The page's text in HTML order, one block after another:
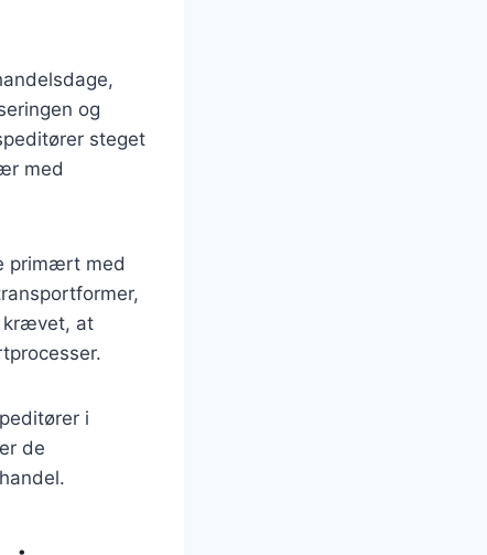
og
steget
med
primært med
krævet, at
i
de